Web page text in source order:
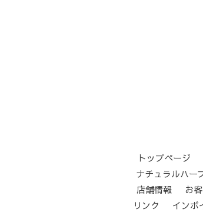
トップページ
ナチュラルハー
店舗情報
お
リンク
インボ